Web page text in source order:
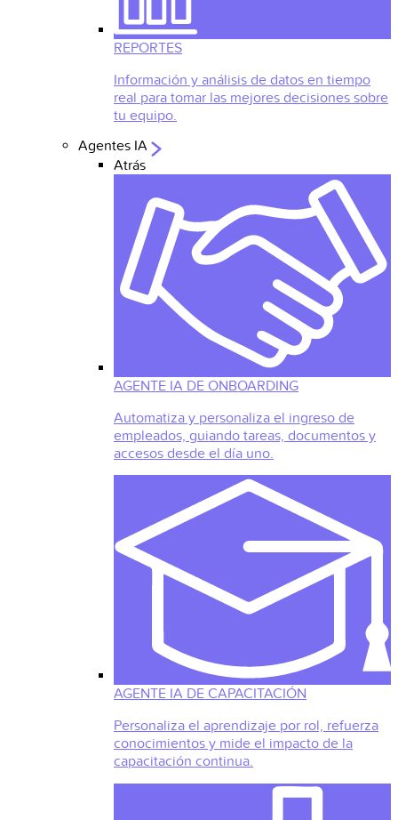
REPORTES
Información y análisis de datos en tiempo
real para tomar las mejores decisiones sobre
tu equipo.
Agentes IA
Atrás
AGENTE IA DE ONBOARDING
Automatiza y personaliza el ingreso de
empleados, guiando tareas, documentos y
accesos desde el día uno.
AGENTE IA DE CAPACITACIÓN
Personaliza el aprendizaje por rol, refuerza
conocimientos y mide el impacto de la
capacitación continua.